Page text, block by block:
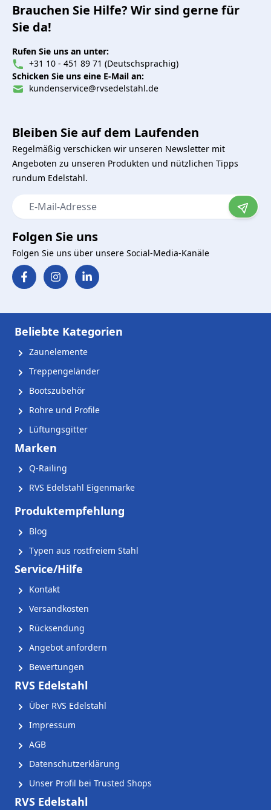
Brauchen Sie Hilfe? Wir sind gerne für
Sie da!
Rufen Sie uns an unter:
+31 10 - 451 89 71 (Deutschsprachig)
Schicken Sie uns eine E-Mail an:
kundenservice@rvsedelstahl.de
Bleiben Sie auf dem Laufenden
Regelmäßig verschicken wir unseren Newsletter mit
Angeboten zu unseren Produkten und nützlichen Tipps
rundum Edelstahl.
E-Mail-Adresse
Folgen Sie uns
Folgen Sie uns über unsere Social-Media-Kanäle
Beliebte Kategorien
Zaunelemente
Treppengeländer
Bootszubehör
Rohre und Profile
Lüftungsgitter
Marken
Q-Railing
RVS Edelstahl Eigenmarke
Produktempfehlung
Blog
Typen aus rostfreiem Stahl
Service/Hilfe
Kontakt
Versandkosten
Rücksendung
Angebot anfordern
Bewertungen
RVS Edelstahl
Über RVS Edelstahl
Impressum
AGB
Datenschutzerklärung
Unser Profil bei Trusted Shops
RVS Edelstahl